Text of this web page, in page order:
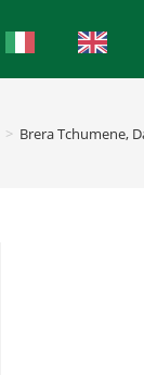
> Brera Tchumene,